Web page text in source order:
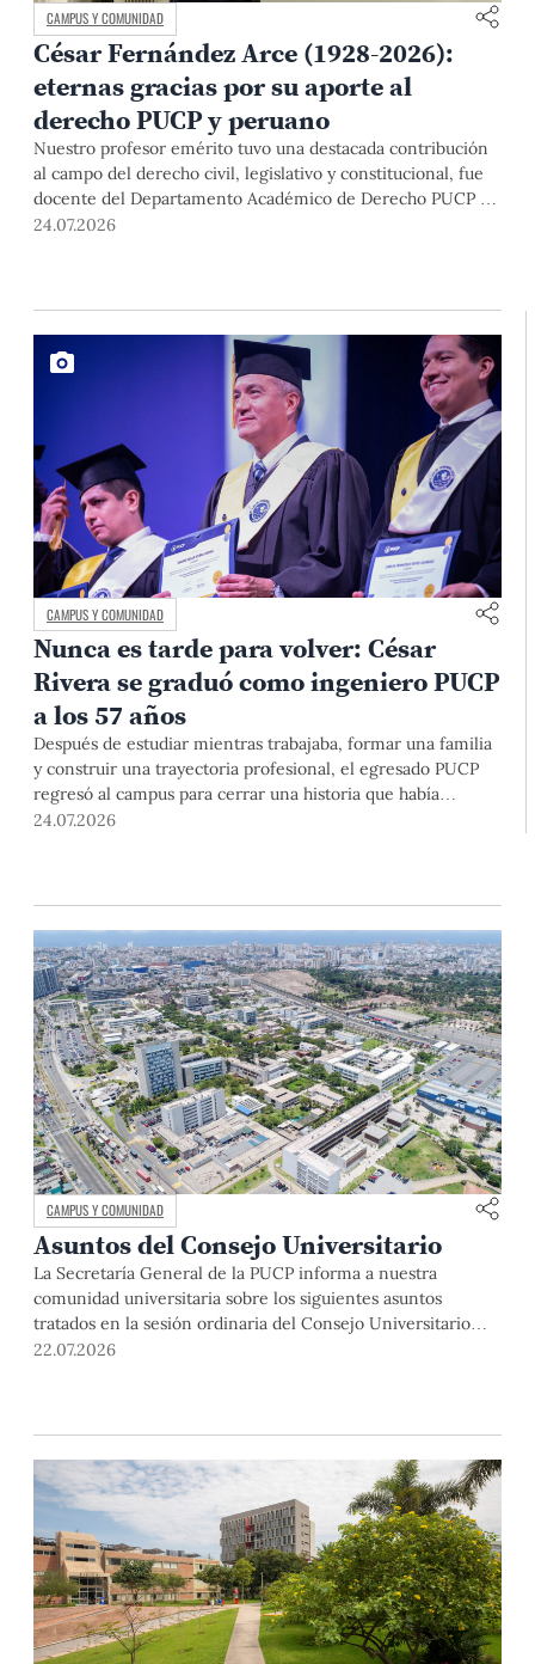
CAMPUS Y COMUNIDAD
César Fernández Arce (1928-2026):
eternas gracias por su aporte al
derecho PUCP y peruano
Nuestro profesor emérito tuvo una destacada contribución
al campo del derecho civil, legislativo y constitucional, fue
docente del Departamento Académico de Derecho PUCP y
magistrado del Poder Judicial durante más de treinta años,
24.07.2026
CAMPUS Y COMUNIDAD
Nunca es tarde para volver: César
Rivera se graduó como ingeniero PUCP
a los 57 años
Después de estudiar mientras trabajaba, formar una familia
y construir una trayectoria profesional, el egresado PUCP
regresó al campus para cerrar una historia que había
comenzado casi cuatro décadas atrás. En la ceremonia
24.07.2026
CAMPUS Y COMUNIDAD
Asuntos del Consejo Universitario
La Secretaría General de la PUCP informa a nuestra
comunidad universitaria sobre los siguientes asuntos
tratados en la sesión ordinaria del Consejo Universitario
que se realizó el día miércoles 1 de abril de 2026: El rector
22.07.2026